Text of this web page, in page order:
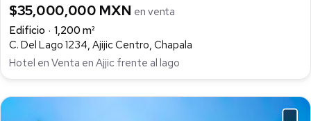
$35,000,000 MXN en venta
Edificio
1,200 m²
C. Del Lago 1234, Ajijic Centro, Chapala
Hotel en Venta en Ajjic frente al lago